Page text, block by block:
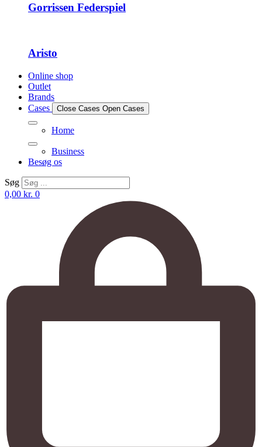
Gorrissen Federspiel
Aristo
Online shop
Outlet
Brands
Cases
Close Cases Open Cases
Home
Business
Besøg os
Søg
0,00 kr. 0